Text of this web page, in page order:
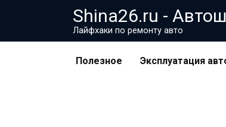
Shina26.ru -
Лайфхаки по ремонту авто
Полезное Эксплуатация